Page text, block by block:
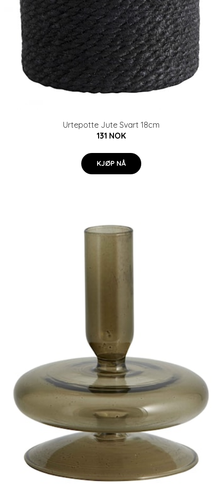
Urtepotte Jute Svart 18cm
131 NOK
KJØP NÅ